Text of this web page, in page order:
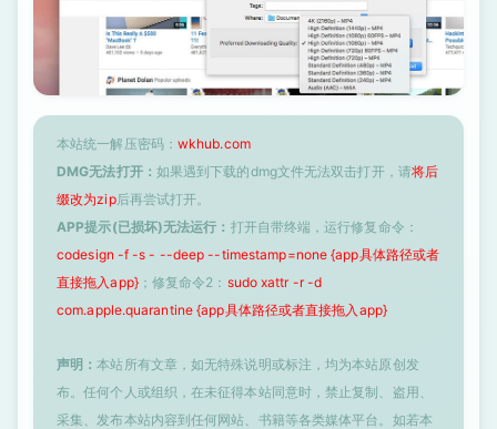
本站统一解压密码： wkhub.com
DMG无法打开： 如果遇到下载的dmg文件无法双击打开，请将后
缀改为zip后再尝试打开。
APP提示(已损坏)无法运行： 打开自带终端，运行修复命令：
codesign -f -s - --deep --timestamp=none {app具体路径或者
直接拖入app}；修复命令2： sudo xattr -r -d
com.apple.quarantine {app具体路径或者直接拖入app}
声明：本站所有文章，如无特殊说明或标注，均为本站原创发
布。任何个人或组织，在未征得本站同意时，禁止复制、盗用、
采集、发布本站内容到任何网站、书籍等各类媒体平台。如若本